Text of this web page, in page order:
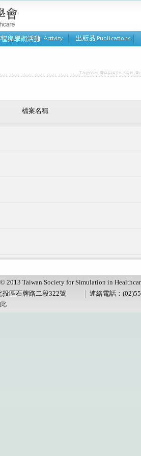
檔案名稱
2013 Taiwan Society for Simulation in
投區石牌路二段322號
連絡電話：